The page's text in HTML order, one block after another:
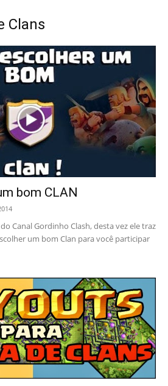
Clans
bom CLAN
Canal Gordinho Clash, desta vez ele traz
um bom Clan para você participar